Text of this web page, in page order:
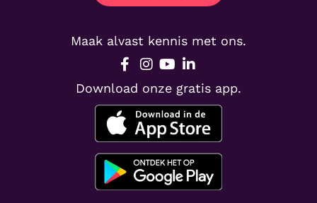
Maak alvast kennis met ons.
Download onze gratis app.